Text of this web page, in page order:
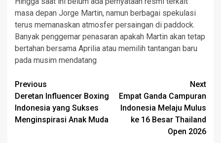
masa depan Jorge Martin, namun berbagai spekulasi
terus memanaskan atmosfer persaingan di paddock.
Banyak penggemar penasaran apakah Martin akan tetap
bertahan bersama Aprilia atau memilih tantangan baru
pada musim mendatang
Post
navigation
Previous
Deretan Influencer Boxing
Indonesia yang Sukses
Menginspirasi Anak Muda
Next
Empat Ganda Campuran
Indonesia Melaju Mulus
ke 16 Besar Thailand
Open 2026